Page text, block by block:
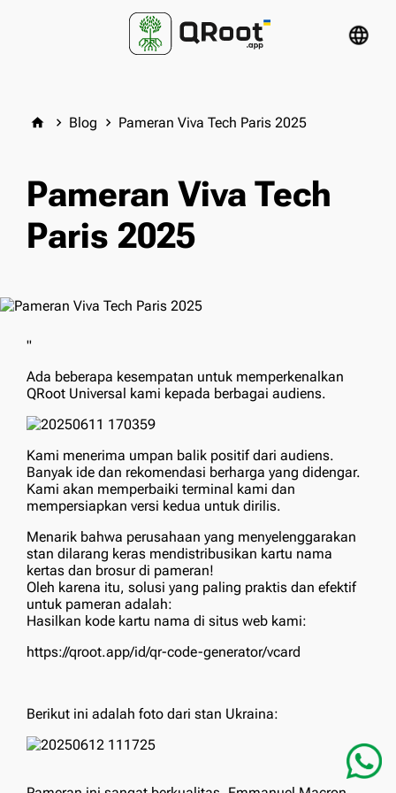
language
home keyboard_arrow_right Blog keyboard_arrow_right Pameran Viva Tech Paris 2025
Pameran Viva Tech
Paris 2025
"
Ada beberapa kesempatan untuk memperkenalkan
QRoot Universal kami kepada berbagai audiens.
Kami menerima umpan balik positif dari audiens.
Banyak ide dan rekomendasi berharga yang didengar.
Kami akan memperbaiki terminal kami dan
mempersiapkan versi kedua untuk dirilis.
Menarik bahwa perusahaan yang menyelenggarakan
stan dilarang keras mendistribusikan kartu nama
kertas dan brosur di pameran!
Oleh karena itu, solusi yang paling praktis dan efektif
untuk pameran adalah:
Hasilkan kode kartu nama di situs web kami:
https://qroot.app/id/qr-code-generator/vcard
Berikut ini adalah foto dari stan Ukraina: